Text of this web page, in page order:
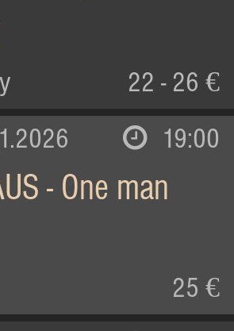
22 - 26 €
19:00
- One man
25 €